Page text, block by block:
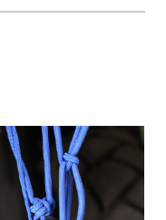
2,200 円）
2,200 円）
2,420円